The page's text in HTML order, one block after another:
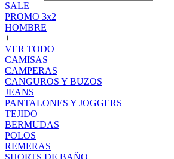
SALE
PROMO 3x2
HOMBRE
+
VER TODO
CAMISAS
CAMPERAS
CANGUROS Y BUZOS
JEANS
PANTALONES Y JOGGERS
TEJIDO
BERMUDAS
POLOS
REMERAS
SHORTS DE BAÑO